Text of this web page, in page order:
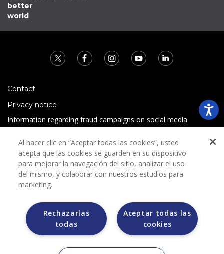
better
world
Contact
Privacy notice
Information regarding fraud campaigns on social media
Terms and conditions
Grupo Bimbo does not request any kind of payment during
the selection process.
Grupo Bimbo does not sell vehicles on other websites, but
Al hacer clic en “Aceptar todas las cookies”, usted
acepta que las cookies se guarden en su dispositivo
para mejorar la navegación del sitio, analizar el uso
del mismo, y colaborar con nuestros estudios para
marketing.
Aceptar todas las
cookies
Rechazarlas
todas